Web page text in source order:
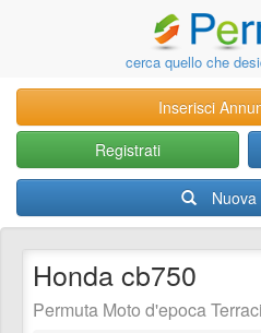
cerca quello che
Inserisci
Registrati
Honda cb750
Permuta Moto d'epoca